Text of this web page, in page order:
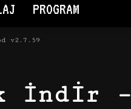
PROGRAM
v2.7.59
İndir –